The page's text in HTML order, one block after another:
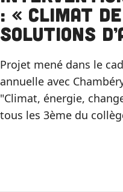
: « climat de
solutions
Projet mené dans le
annuelle avec
"Climat, énergie,
tous les 3ème du